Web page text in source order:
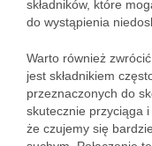
składników, które
do wystąpienia
Warto również
jest składnikiem
przeznaczonych do
skutecznie przyciąga
że czujemy się